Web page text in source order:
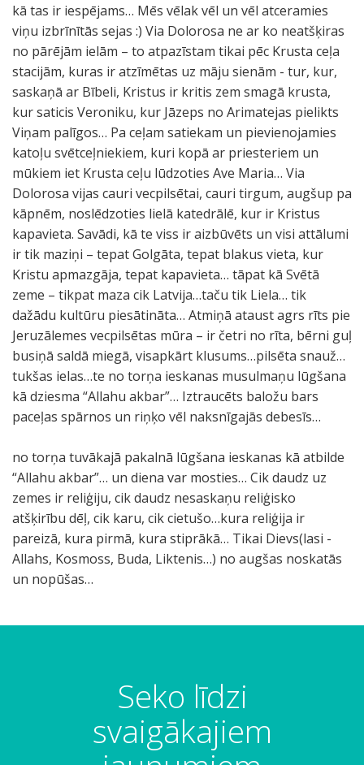
kā tas ir iespējams… Mēs vēlak vēl un vēl atceramies
viņu izbrīnītās sejas :) Via Dolorosa ne ar ko neatšķiras
no pārējām ielām – to atpazīstam tikai pēc Krusta ceļa
stacijām, kuras ir atzīmētas uz māju sienām - tur, kur,
saskaņā ar Bībeli, Kristus ir kritis zem smagā krusta,
kur saticis Veroniku, kur Jāzeps no Arimatejas pielikts
Viņam palīgos… Pa ceļam satiekam un pievienojamies
katoļu svētceļniekiem, kuri kopā ar priesteriem un
mūkiem iet Krusta ceļu lūdzoties Ave Maria… Via
Dolorosa vijas cauri vecpilsētai, cauri tirgum, augšup pa
kāpnēm, noslēdzoties lielā katedrālē, kur ir Kristus
kapavieta. Savādi, kā te viss ir aizbūvēts un visi attālumi
ir tik maziņi – tepat Golgāta, tepat blakus vieta, kur
Kristu apmazgāja, tepat kapavieta… tāpat kā Svētā
zeme – tikpat maza cik Latvija…taču tik Liela… tik
dažādu kultūru piesātināta… Atmiņā ataust agrs rīts pie
Jeruzālemes vecpilsētas mūra – ir četri no rīta, bērni guļ
busiņā saldā miegā, visapkārt klusums…pilsēta snauž…
tukšas ielas…te no torņa ieskanas musulmaņu lūgšana
kā dziesma “Allahu akbar”… Iztraucēts baložu bars
paceļas spārnos un riņķo vēl naksnīgajās debesīs…
no torņa tuvākajā pakalnā lūgšana ieskanas kā atbilde
“Allahu akbar”… un diena var mosties… Cik daudz uz
zemes ir reliģiju, cik daudz nesaskaņu reliģisko
atšķirību dēļ, cik karu, cik cietušo…kura reliģija ir
pareizā, kura pirmā, kura stiprākā… Tikai Dievs(lasi -
Allahs, Kosmoss, Buda, Liktenis…) no augšas noskatās
un nopūšas…
Seko līdzi
svaigākajiem